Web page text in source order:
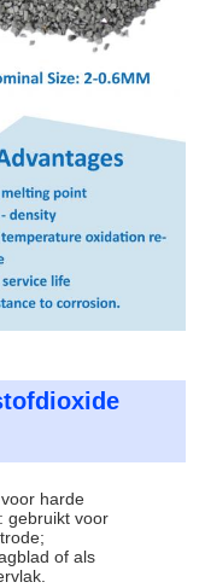
harde
gebruikt voor
of als